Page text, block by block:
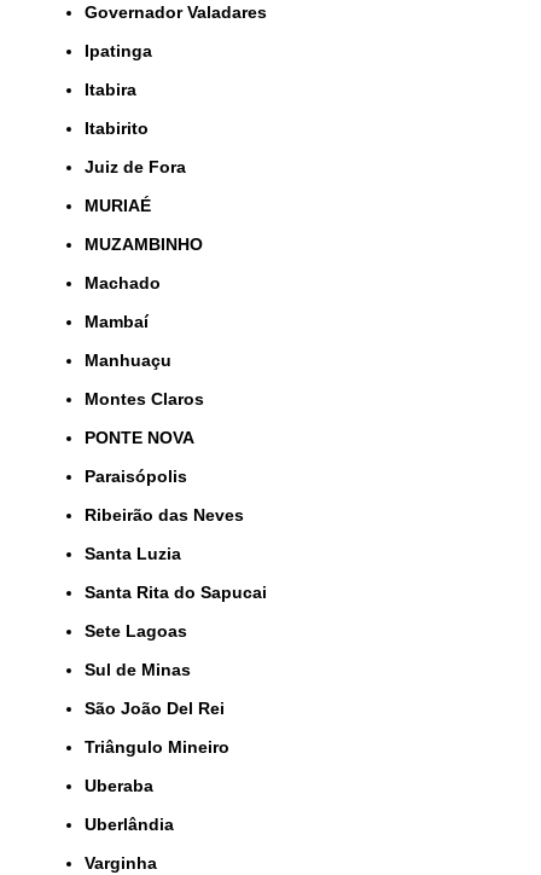
Governador Valadares
Ipatinga
Itabira
Itabirito
Juiz de Fora
MURIAÉ
MUZAMBINHO
Machado
Mambaí
Manhuaçu
Montes Claros
PONTE NOVA
Paraisópolis
Ribeirão das Neves
Santa Luzia
Santa Rita do Sapucai
Sete Lagoas
Sul de Minas
São João Del Rei
Triângulo Mineiro
Uberaba
Uberlândia
Varginha